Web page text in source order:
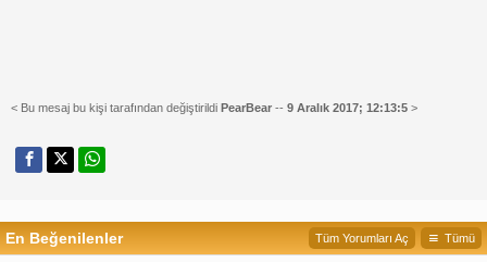
< Bu mesaj bu kişi tarafından değiştirildi PearBear -- 9 Aralık 2017; 12:13:5 >
En Beğenilenler Tümü
Tüm Yorumları Aç